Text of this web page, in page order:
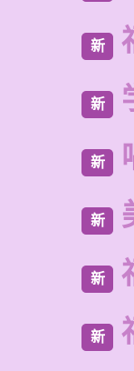
新
新
新
新
新
新